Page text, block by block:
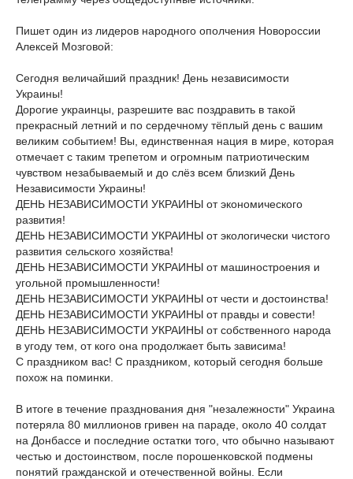
Пишет один из лидеров народного ополчения Новороссии
Алексей Мозговой:
Сегодня величайший праздник! День независимости
Украины!
Дорогие украинцы, разрешите вас поздравить в такой
прекрасный летний и по сердечному тёплый день с вашим
великим событием! Вы, единственная нация в мире, которая
отмечает с таким трепетом и огромным патриотическим
чувством незабываемый и до слёз всем близкий День
Независимости Украины!
ДЕНЬ НЕЗАВИСИМОСТИ УКРАИНЫ от экономического
развития!
ДЕНЬ НЕЗАВИСИМОСТИ УКРАИНЫ от экологически чистого
развития сельского хозяйства!
ДЕНЬ НЕЗАВИСИМОСТИ УКРАИНЫ от машиностроения и
угольной промышленности!
ДЕНЬ НЕЗАВИСИМОСТИ УКРАИНЫ от чести и достоинства!
ДЕНЬ НЕЗАВИСИМОСТИ УКРАИНЫ от правды и совести!
ДЕНЬ НЕЗАВИСИМОСТИ УКРАИНЫ от собственного народа
в угоду тем, от кого она продолжает быть зависима!
С праздником вас! С праздником, который сегодня больше
похож на поминки.
В итоге в течение празднования дня "незалежности" Украина
потеряла 80 миллионов гривен на параде, около 40 солдат
на Донбассе и последние остатки того, что обычно называют
честью и достоинством, после порошенковской подмены
понятий гражданской и отечественной войны. Если